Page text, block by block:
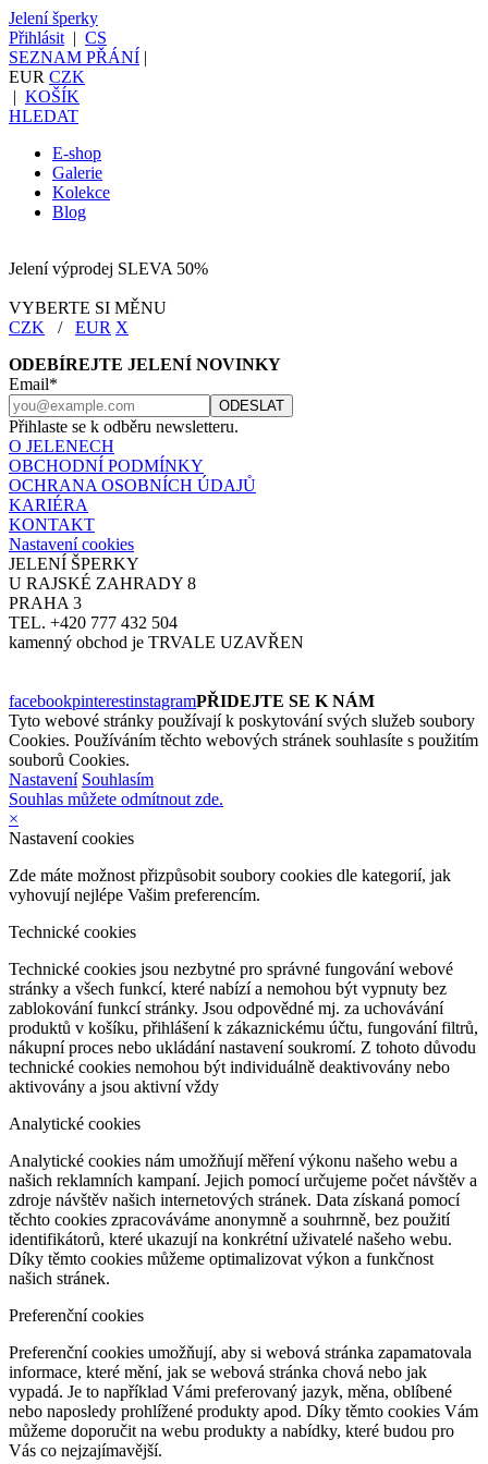
Jelení šperky
Přihlásit | CS
SEZNAM PŘÁNÍ |
EUR CZK
| KOŠÍK
HLEDAT
E-shop
Galerie
Kolekce
Blog
Jelení výprodej SLEVA 50%
VYBERTE SI MĚNU
CZK / EUR X
ODEBÍREJTE JELENÍ NOVINKY
Email*
Přihlaste se k odběru newsletteru.
O JELENECH
OBCHODNÍ PODMÍNKY
OCHRANA OSOBNÍCH ÚDAJŮ
KARIÉRA
KONTAKT
Nastavení cookies
JELENÍ ŠPERKY
U RAJSKÉ ZAHRADY 8
PRAHA 3
TEL. +420 777 432 504
kamenný obchod je TRVALE UZAVŘEN
facebookpinterestinstagramPŘIDEJTE SE K NÁM
Tyto webové stránky používají k poskytování svých služeb soubory
Cookies. Používáním těchto webových stránek souhlasíte s použitím
souborů Cookies.
Nastavení Souhlasím
Souhlas můžete odmítnout zde.
×
Nastavení cookies
Zde máte možnost přizpůsobit soubory cookies dle kategorií, jak
vyhovují nejlépe Vašim preferencím.
Technické cookies
Technické cookies jsou nezbytné pro správné fungování webové
stránky a všech funkcí, které nabízí a nemohou být vypnuty bez
zablokování funkcí stránky. Jsou odpovědné mj. za uchovávání
produktů v košíku, přihlášení k zákaznickému účtu, fungování filtrů,
nákupní proces nebo ukládání nastavení soukromí. Z tohoto důvodu
technické cookies nemohou být individuálně deaktivovány nebo
aktivovány a jsou aktivní vždy
Analytické cookies
Analytické cookies nám umožňují měření výkonu našeho webu a
našich reklamních kampaní. Jejich pomocí určujeme počet návštěv a
zdroje návštěv našich internetových stránek. Data získaná pomocí
těchto cookies zpracováváme anonymně a souhrnně, bez použití
identifikátorů, které ukazují na konkrétní uživatelé našeho webu.
Díky těmto cookies můžeme optimalizovat výkon a funkčnost
našich stránek.
Preferenční cookies
Preferenční cookies umožňují, aby si webová stránka zapamatovala
informace, které mění, jak se webová stránka chová nebo jak
vypadá. Je to například Vámi preferovaný jazyk, měna, oblíbené
nebo naposledy prohlížené produkty apod. Díky těmto cookies Vám
můžeme doporučit na webu produkty a nabídky, které budou pro
Vás co nejzajímavější.